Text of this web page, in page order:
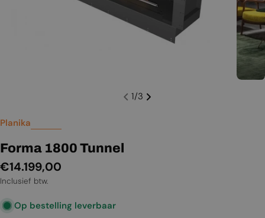
1/3
Planika
Forma 1800 Tunnel
Normale
prijs
€14.199,00
Inclusief btw.
Op bestelling leverbaar